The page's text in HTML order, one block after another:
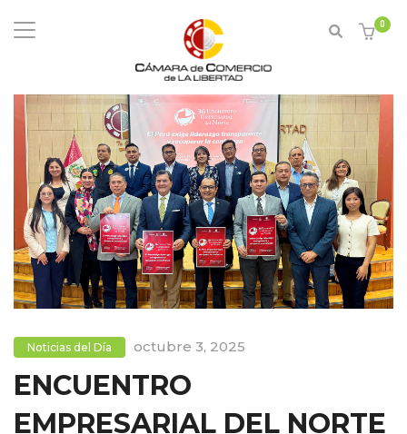
0
Noticias del Día octubre 3, 2025
ENCUENTRO
EMPRESARIAL DEL NORTE